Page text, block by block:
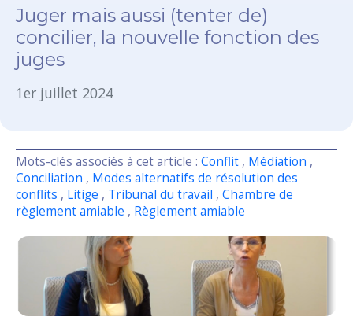
Juger mais aussi (tenter de)
concilier, la nouvelle fonction des
juges
1er juillet 2024
Mots-clés associés à cet article : Conflit , Médiation ,
Conciliation , Modes alternatifs de résolution des
conflits , Litige , Tribunal du travail , Chambre de
règlement amiable , Règlement amiable